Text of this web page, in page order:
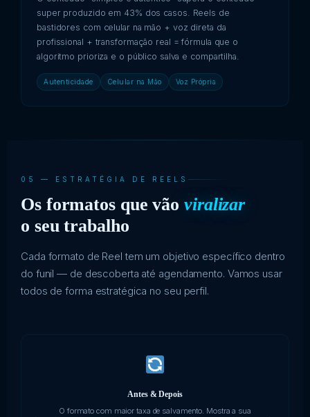
super produzido em 43% dos casos. Reels de
bastidores com celular na mão + voz direta da
profissional + transformação real = fórmula que o
algoritmo prioriza e o público salva e compartilha.
Autenticidade Celular na Mão Voz Própria
05 — ESTRATÉGIA DE REELS
Os formatos que vão viralizar
o seu trabalho
Cada formato de Reel tem um objetivo específico dentro
do funil — de descoberta até agendamento. Vamos usar
todos de forma estratégica no seu perfil.
Antes & Depois
O formato com maior taxa de salvamento. Mostra a sua